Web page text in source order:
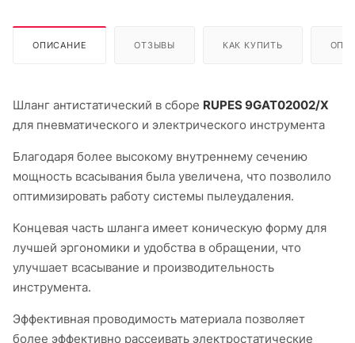
ОПИСАНИЕ ОТЗЫВЫ КАК КУПИТЬ
Шланг антистатический в сборе RUPES 9GAT02002/X
для пневматического и электрического инструмента
Благодаря более высокому внутреннему сечению
мощность всасывания была увеличена, что позволило
оптимизировать работу системы пылеудаления.
Концевая часть шланга имеет коническую форму для
лучшей эргономики и удобства в обращении, что
улучшает всасывание и производительность
инструмента.
Эффективная проводимость материала позволяет
более эффективно рассеивать электростатические